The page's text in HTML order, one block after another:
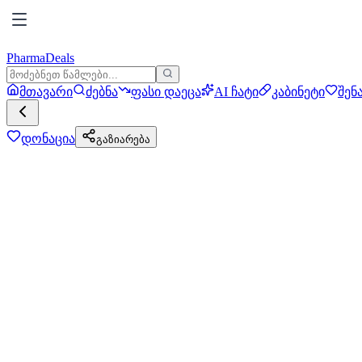
PharmaDeals
მთავარი ძებნა ფასი დაეცა AI ჩატი კაბინეტი
დონაცია გაზიარება